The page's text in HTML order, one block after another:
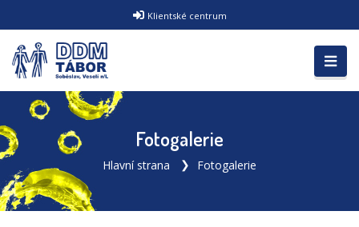
Klientské centrum
Fotogalerie
Hlavní strana Fotogalerie